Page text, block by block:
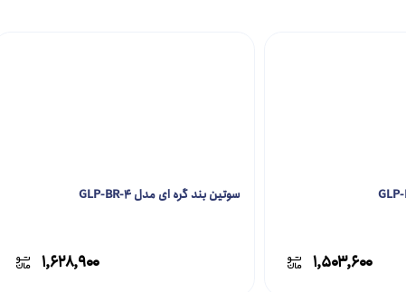
۱,۵۰۳,۶۰۰
سوتین بند گره ای مدل GLP-BR-4
۱,۶۲۸,۹۰۰